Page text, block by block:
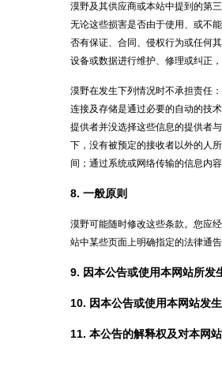
漠野及其供应商或本站中提到的第
无论这些损害是否由于使用、或不
否有保证、合同、侵权行为或任何
设备或数据进行维护、修理或纠正
漠野在发生下列情况时不承担责任
连接及存储是通过必要的自动的技
提供者并没选择这些信息的提供者
下，没有被预定的接收者以外的人
间；通过系统或网络传输的信息内
8. 一般原则
漠野可能随时修改这些条款。您应
站中某些页面上明确指定的法律通
9. 因本公告或使用本网站所发
10. 因本公告或使用本网站发
11. 本公告的解释权及对本网